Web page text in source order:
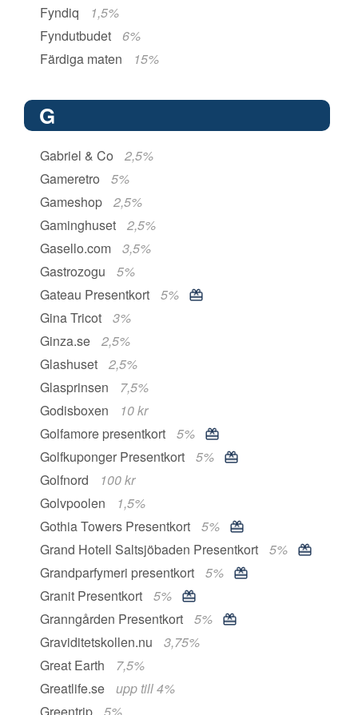
Fyndiq
1,5%
Fyndutbudet
6%
Färdiga maten
15%
G
Gabriel & Co
2,5%
Gameretro
5%
Gameshop
2,5%
Gaminghuset
2,5%
Gasello.com
3,5%
Gastrozogu
5%
Gateau Presentkort
5%
Gina Tricot
3%
Ginza.se
2,5%
Glashuset
2,5%
Glasprinsen
7,5%
Godisboxen
10 kr
Golfamore presentkort
5%
Golfkuponger Presentkort
5%
Golfnord
100 kr
Golvpoolen
1,5%
Gothia Towers Presentkort
5%
Grand Hotell Saltsjöbaden Presentkort
5%
Grandparfymeri presentkort
5%
Granit Presentkort
5%
Granngården Presentkort
5%
Graviditetskollen.nu
3,75%
Great Earth
7,5%
Greatlife.se
upp till 4%